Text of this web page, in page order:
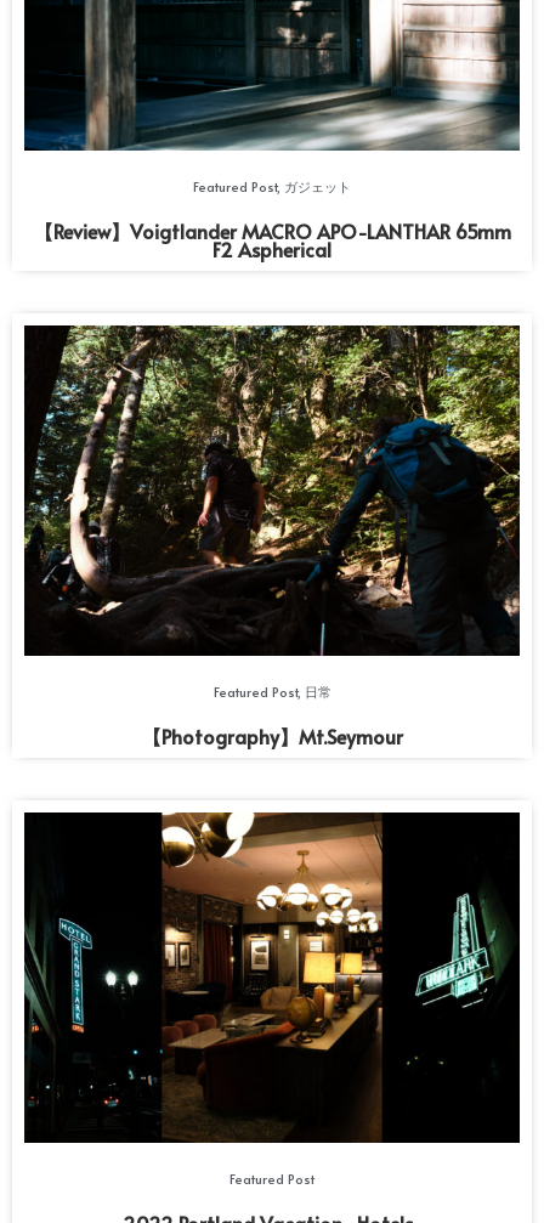
Featured Post, ガジェット
【Review】Voigtlander MACRO APO-LANTHAR 65mm
F2 Aspherical
Featured Post, 日常
【Photography】Mt.Seymour
Featured Post